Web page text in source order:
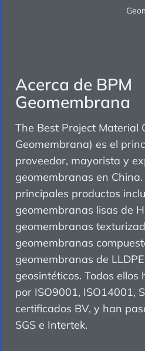
Acerca de BPM
Geomembrana
The Best Project Material
Geomembrana) es el
proveedor, mayorista y
geomembranas en China.
principales productos
geomembranas lisas de
geomembranas
geomembranas
geomembranas de
geosintéticos. Todos
por ISO9001, ISO14001,
certificados BV, y han
SGS e Intertek.